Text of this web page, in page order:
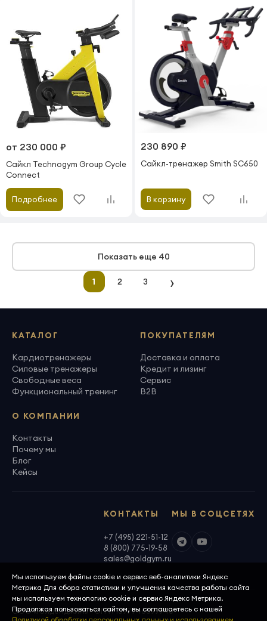
от 230 000 ₽
Сайкл Technogym Group Cycle
Connect
Подробнее
230 890 ₽
Сайкл-тренажер Smith SC650
В корзину
Показать еще 40
1 2 3 ›
КАТАЛОГ
Кардиотренажеры
Силовые тренажеры
Свободные веса
Функциональный тренинг
ПОКУПАТЕЛЯМ
Доставка и оплата
Кредит и лизинг
Сервис
B2B
О КОМПАНИИ
Контакты
Почему мы
Блог
Кейсы
МЫ В СОЦСЕТЯХ
КОНТАКТЫ
+7 (495) 221-51-12
8 (800) 775-19-58
sales@goldgym.ru
ООО «Голденджим» · ОГРН 1097746699940
Мы используем файлы cookie и сервис веб-аналитики Яндекс
Метрика Для сбора статистики и улучшения качества работы сайта
мы используем технологию cookie и сервис Яндекс Метрика.
Продолжая пользоваться сайтом, вы соглашаетесь с нашей